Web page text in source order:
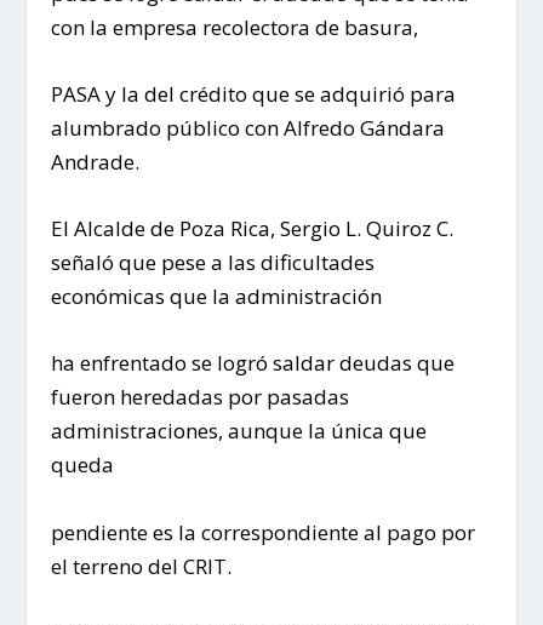
con la empresa recolectora de basura,
PASA y la del crédito que se adquirió para
alumbrado público con Alfredo Gándara
Andrade.
El Alcalde de Poza Rica, Sergio L. Quiroz C.
señaló que pese a las dificultades
económicas que la administración
ha enfrentado se logró saldar deudas que
fueron heredadas por pasadas
administraciones, aunque la única que
queda
pendiente es la correspondiente al pago por
el terreno del CRIT.